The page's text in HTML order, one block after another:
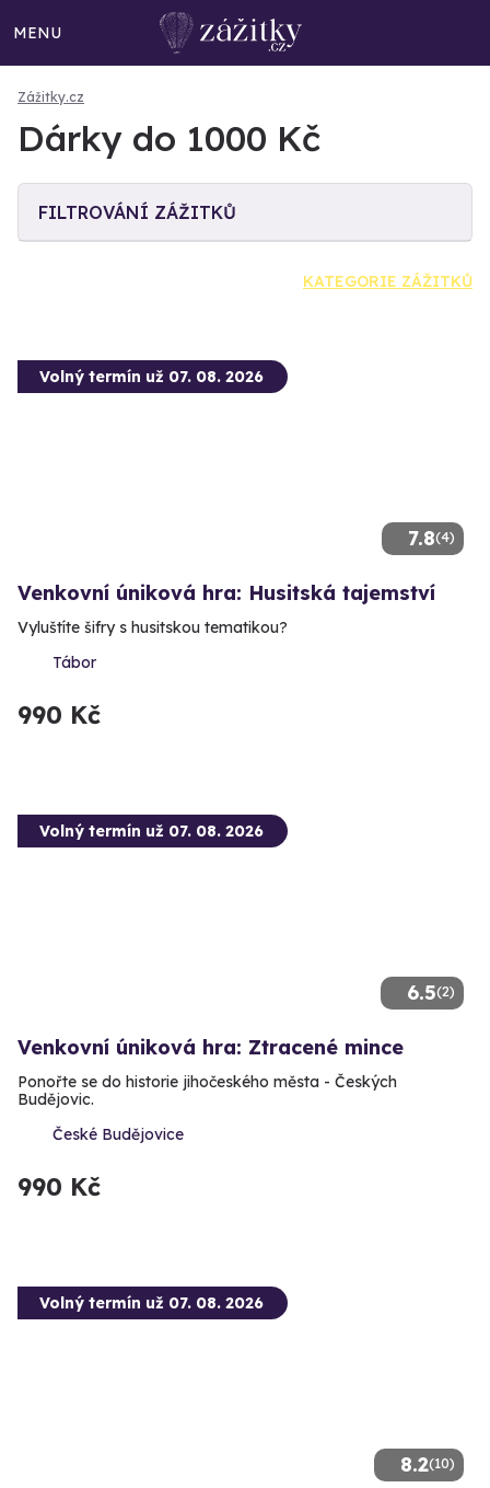
MENU
Zážitky.cz
Dárky do 1000 Kč
FILTROVÁNÍ ZÁŽITKŮ
KATEGORIE ZÁŽITKŮ
7.8(4)
Volný termín už 07. 08. 2026
Venkovní úniková hra: Husitská tajemství
Vyluštíte šifry s husitskou tematikou?
Tábor
990 Kč
6.5(2)
Volný termín už 07. 08. 2026
Venkovní úniková hra: Ztracené mince
Ponořte se do historie jihočeského města - Českých
Budějovic.
České Budějovice
990 Kč
8.2(10)
Volný termín už 07. 08. 2026